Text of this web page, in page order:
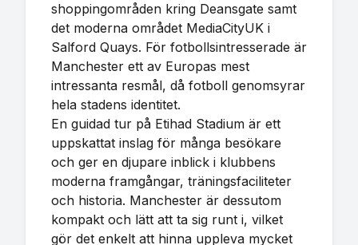
shoppingområden kring Deansgate samt
det moderna området MediaCityUK i
Salford Quays. För fotbollsintresserade är
Manchester ett av Europas mest
intressanta resmål, då fotboll genomsyrar
hela stadens identitet.
En guidad tur på Etihad Stadium är ett
uppskattat inslag för många besökare
och ger en djupare inblick i klubbens
moderna framgångar, träningsfaciliteter
och historia. Manchester är dessutom
kompakt och lätt att ta sig runt i, vilket
gör det enkelt att hinna uppleva mycket